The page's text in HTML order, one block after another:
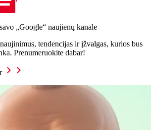
„Google“ naujienų kanale
tendencijas ir įžvalgas, kurios bus
Prenumeruokite dabar!